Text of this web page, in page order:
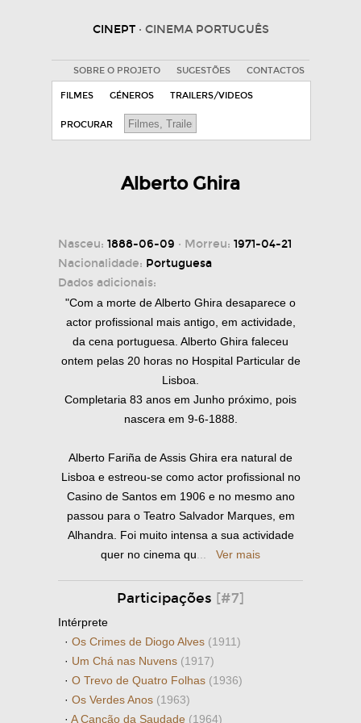
CINEPT · CINEMA PORTUGUÊS
SOBRE O PROJETO SUGESTÕES CONTACTOS
FILMES GÉNEROS TRAILERS/VIDEOS
PROCURAR
Alberto Ghira
Nasceu: 1888-06-09 · Morreu: 1971-04-21
Nacionalidade: Portuguesa
Dados adicionais:
"Com a morte de Alberto Ghira desaparece o
actor profissional mais antigo, em actividade,
da cena portuguesa. Alberto Ghira faleceu
ontem pelas 20 horas no Hospital Particular de
Lisboa.
Completaria 83 anos em Junho próximo, pois
nascera em 9-6-1888.
Alberto Fariña de Assis Ghira era natural de
Lisboa e estreou-se como actor profissional no
Casino de Santos em 1906 e no mesmo ano
passou para o Teatro Salvador Marques, em
Alhandra. Foi muito intensa a sua actividade
quer no cinema qu
Ver mais
Participações [#7]
Intérprete
· Os Crimes de Diogo Alves (1911)
· Um Chá nas Nuvens (1917)
· O Trevo de Quatro Folhas (1936)
· Os Verdes Anos (1963)
· A Canção da Saudade (1964)